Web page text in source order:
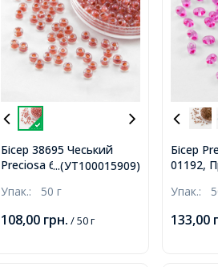
...(УТ100015909)
Бісер 38695 Чеський
Preciosa 6/0, Прозорий
CTC, Рожевий, Круглий,
Упак.: 50 г
108,00 грн. / 50 г
Бісер
01192,
Упак.:
133,00